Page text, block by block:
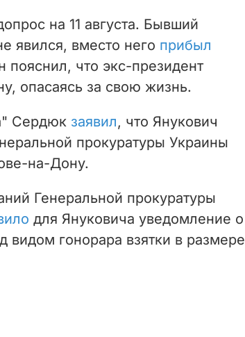
на 11 августа. Бывший
явился, вместо него прибыл
что экс-президент
опасаясь за свою жизнь.
Сердюк заявил, что Янукович
прокуратуры Украины
на-Дону.
Генеральной прокуратуры
для Януковича уведомление о
видом гонорара взятки в размере